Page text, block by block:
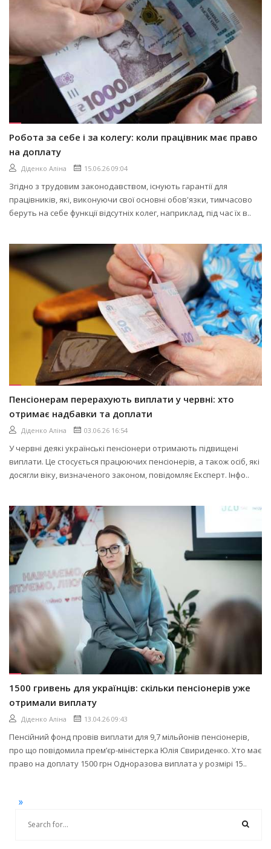
Робота за себе і за колегу: коли працівник має право
на доплату
Діденко Аліна 15.06.26 09:04
Згідно з трудовим законодавством, існують гарантії для
працівників, які, виконуючи свої основні обов'язки, тимчасово
беруть на себе функції відсутніх колег, наприклад, під час їх в..
Пенсіонерам перерахують виплати у червні: хто
отримає надбавки та доплати
Діденко Аліна 03.06.26 16:54
У червні деякі українські пенсіонери отримають підвищені
виплати. Це стосується працюючих пенсіонерів, а також осіб, які
досягли віку, визначеного законом, повідомляє Експерт. Інфо..
1500 гривень для українців: скільки пенсіонерів уже
отримали виплату
Діденко Аліна 13.04.26 09:43
Пенсійний фонд провів виплати для 9,7 мільйонів пенсіонерів,
про що повідомила премʼєр-міністерка Юлія Свириденко. Хто має
право на доплату 1500 грн Одноразова виплата у розмірі 15..
»